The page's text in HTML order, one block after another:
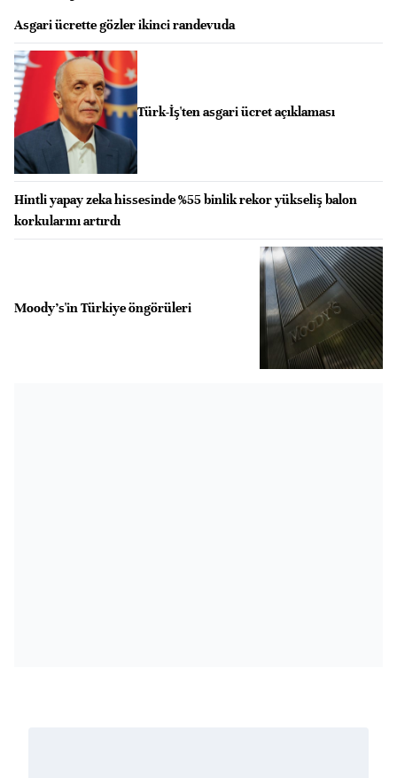
Asgari ücrette gözler ikinci randevuda
Türk-İş'ten asgari ücret açıklaması
Hintli yapay zeka hissesinde %55 binlik rekor yükseliş balon
korkularını artırdı
Moody's'in Türkiye öngörüleri